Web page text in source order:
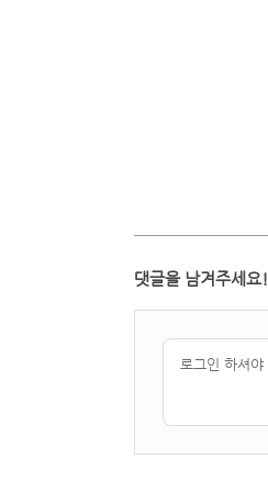
댓글을 남겨주세요!